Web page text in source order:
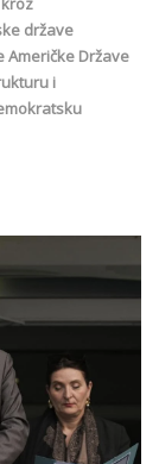
države
Države
i